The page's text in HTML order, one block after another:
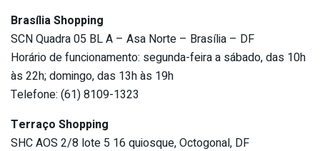
Brasília Shopping
SCN Quadra 05 BL A – Asa Norte – Brasília – DF
Horário de funcionamento: segunda-feira a sábado, das 10h
às 22h; domingo, das 13h às 19h
Telefone: (61) 8109-1323
Terraço Shopping
SHC AOS 2/8 lote 5 16 quiosque, Octogonal, DF